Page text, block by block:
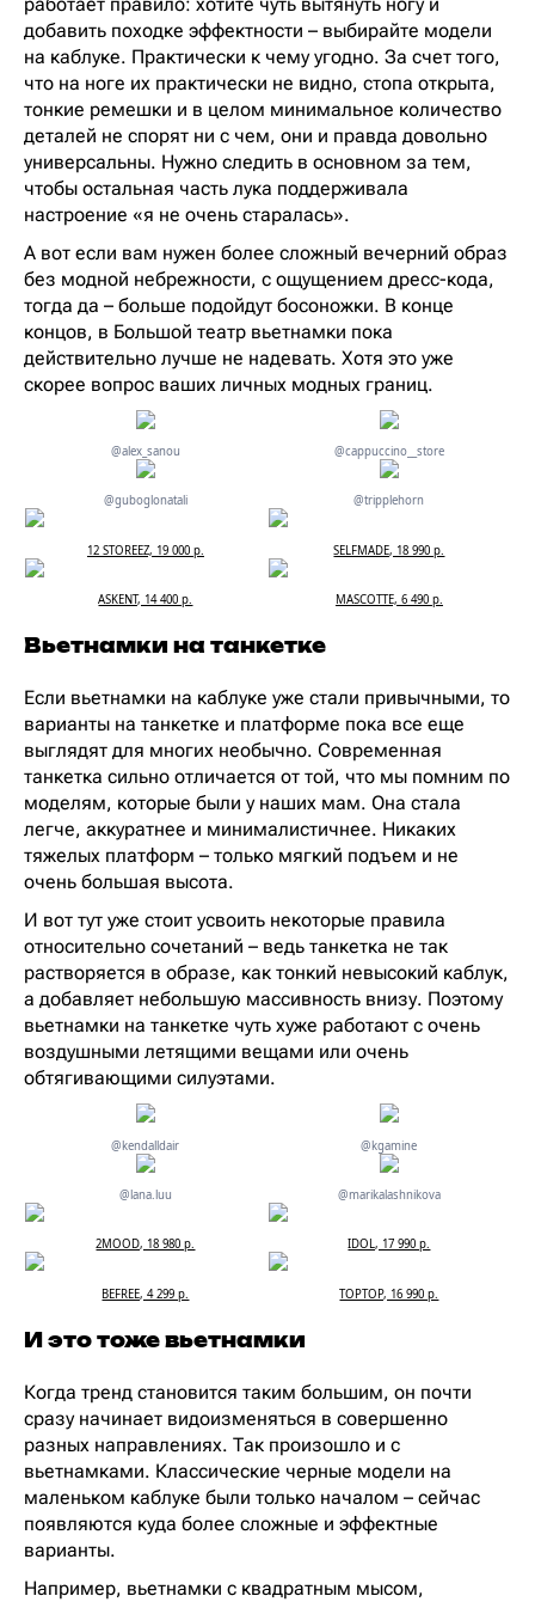
добавить походке эффектности – выбирайте модели
на каблуке. Практически к чему угодно. За счет того,
что на ноге их практически не видно, стопа открыта,
тонкие ремешки и в целом минимальное количество
деталей не спорят ни с чем, они и правда довольно
универсальны. Нужно следить в основном за тем,
чтобы остальная часть лука поддерживала
настроение «я не очень старалась».
А вот если вам нужен более сложный вечерний образ
без модной небрежности, с ощущением дресс-кода,
тогда да – больше подойдут босоножки. В конце
концов, в Большой театр вьетнамки пока
действительно лучше не надевать. Хотя это уже
скорее вопрос ваших личных модных границ.
@alex_sanou @cappuccino__store
@guboglonatali @tripplehorn
12 STOREEZ, 19 000 р. SELFMADE, 18 990 р.
ASKENT, 14 400 р. MASCOTTE, 6 490 р.
Вьетнамки на танкетке
Если вьетнамки на каблуке уже стали привычными, то
варианты на танкетке и платформе пока все еще
выглядят для многих необычно. Современная
танкетка сильно отличается от той, что мы помним по
моделям, которые были у наших мам. Она стала
легче, аккуратнее и минималистичнее. Никаких
тяжелых платформ – только мягкий подъем и не
очень большая высота.
И вот тут уже стоит усвоить некоторые правила
относительно сочетаний – ведь танкетка не так
растворяется в образе, как тонкий невысокий каблук,
а добавляет небольшую массивность внизу. Поэтому
вьетнамки на танкетке чуть хуже работают с очень
воздушными летящими вещами или очень
обтягивающими силуэтами.
@kendalldair @kgamine
@lana.luu @marikalashnikova
2MOOD, 18 980 р. IDOL, 17 990 р.
BEFREE, 4 299 р. TOPTOP, 16 990 р.
И это тоже вьетнамки
Когда тренд становится таким большим, он почти
сразу начинает видоизменяться в совершенно
разных направлениях. Так произошло и с
вьетнамками. Классические черные модели на
маленьком каблуке были только началом – сейчас
появляются куда более сложные и эффектные
варианты.
Например, вьетнамки с квадратным мысом,